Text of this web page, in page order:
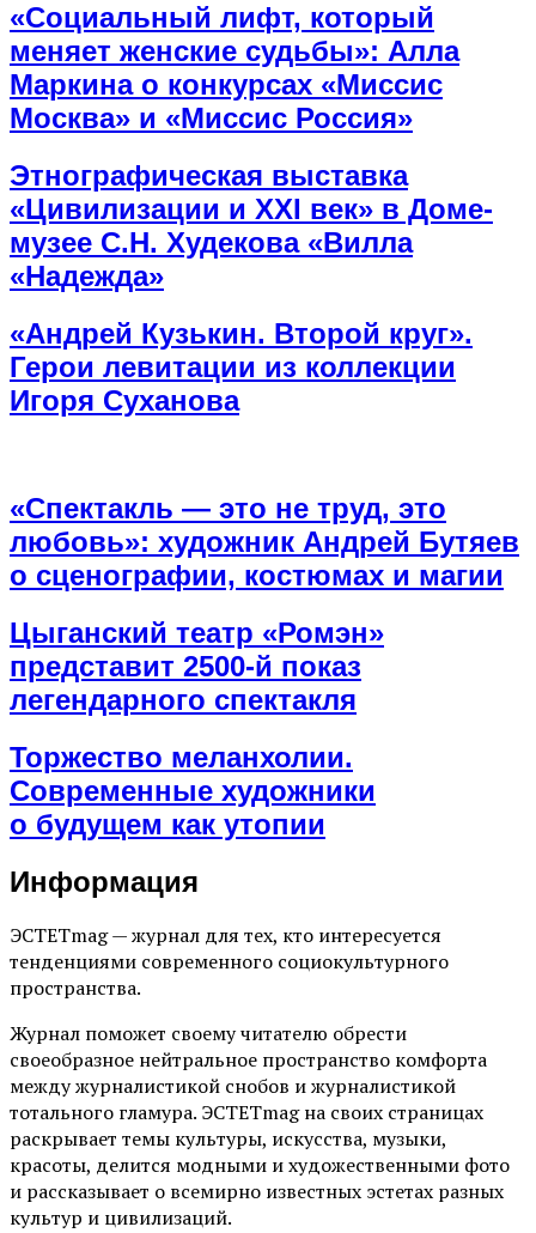
«Социальный лифт, который
меняет женские судьбы»: Алла
Маркина о конкурсах «Миссис
Москва» и «Миссис Россия»
Этнографическая выставка
«Цивилизации и ХХI век» в Доме-
музее С.Н. Худекова «Вилла
«Надежда»
«Андрей Кузькин. Второй круг».
Герои левитации из коллекции
Игоря Суханова
«Спектакль — это не труд, это
любовь»: художник Андрей Бутяев
о сценографии, костюмах и магии
Цыганский театр «Ромэн»
представит 2500-й показ
легендарного спектакля
Торжество меланхолии.
Современные художники
о будущем как утопии
Информация
ЭСТЕТmag — журнал для тех, кто интересуется
тенденциями современного социокультурного
пространства.
Журнал поможет своему читателю обрести
своеобразное нейтральное пространство комфорта
между журналистикой снобов и журналистикой
тотального гламура. ЭСТЕТmag на своих страницах
раскрывает темы культуры, искусства, музыки,
красоты, делится модными и художественными фото
и рассказывает о всемирно известных эстетах разных
культур и цивилизаций.